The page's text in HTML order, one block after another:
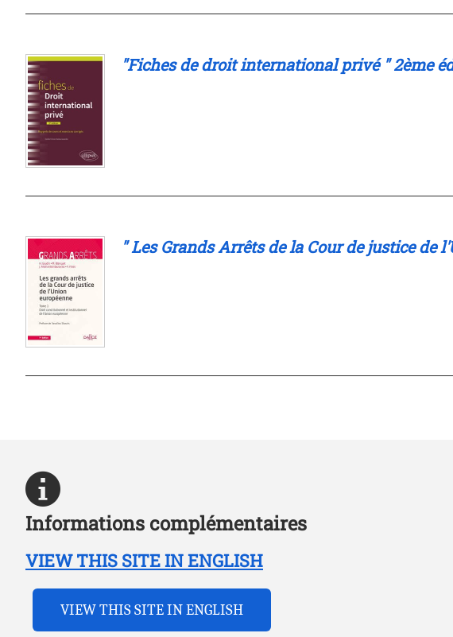
"Fiches de droit international privé " 2ème
" Les Grands Arrêts de la Cour de justice de
Informations complémentaires
VIEW THIS SITE IN ENGLISH
VIEW THIS SITE IN ENGLISH